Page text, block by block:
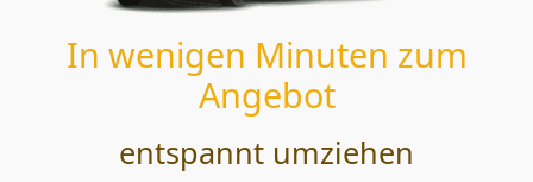
In wenigen Minuten zum
Angebot
entspannt umziehen